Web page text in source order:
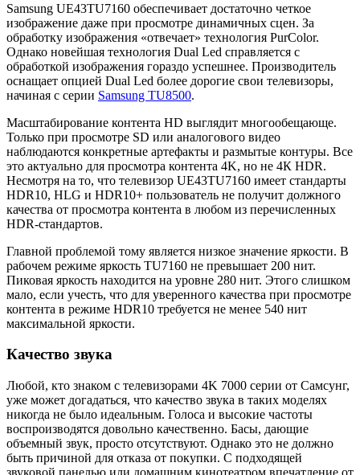
Samsung UE43TU7160 обеспечивает достаточно четкое
изображение даже при просмотре динамичных сцен. За
обработку изображения «отвечает» технология PurColor.
Однако новейшая технология Dual Led справляется с
обработкой изображения гораздо успешнее. Производитель
оснащает опцией Dual Led более дорогие свои телевизоры,
начиная с серии Samsung TU8500.
Масштабирование контента HD выглядит многообещающе.
Только при просмотре SD или аналогового видео
наблюдаются конкретные артефакты и размытые контуры. Все
это актуально для просмотра контента 4K, но не 4К HDR.
Несмотря на то, что телевизор UE43TU7160 имеет стандарты
HDR10, HLG и HDR10+ пользователь не получит должного
качества от просмотра контента в любом из перечисленных
HDR-стандартов.
Главной проблемой тому является низкое значение яркости. В
рабочем режиме яркость TU7160 не превышает 200 нит.
Пиковая яркость находится на уровне 280 нит. Этого слишком
мало, если учесть, что для уверенного качества при просмотре
контента в режиме HDR10 требуется не менее 540 нит
максимальной яркости.
Качество звука
Любой, кто знаком с телевизорами 4K 7000 серии от Самсунг,
уже может догадаться, что качество звука в таких моделях
никогда не было идеальным. Голоса и высокие частоты
воспроизводятся довольно качественно. Басы, дающие
объемный звук, просто отсутствуют. Однако это не должно
быть причиной для отказа от покупки. С подходящей
звуковой панелью или домашним кинотеатром впечатление от